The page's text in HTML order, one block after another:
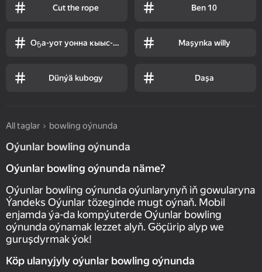
Cut the rope Ben 10
Оҕа-уот уонна кыыс-уу Maşynka willy
Dünýä kubogy Daşa
All taglar bowling oýnunda
Oýunlar bowling oýnunda
Oýunlar bowling oýnunda näme?
Oýunlar bowling oýnunda oýunlarynyň iň gowularyna
Ýandeks Oýunlar tözeginde mugt oýnaň. Mobil
enjamda ýa-da kompýuterde Oýunlar bowling
oýnunda oýnamak lezzet alyň. Göçürip alyp we
guruşdyrmak ýok!
Köp ulanyjyly oýunlar bowling oýnunda